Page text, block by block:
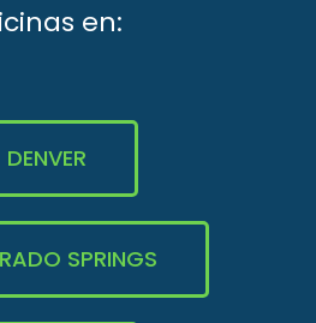
en:
DENVER
SPRINGS